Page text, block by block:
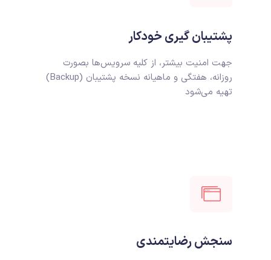
پشتیبان گیری خودکار
جهت امنیت بیشتر، از کلیه سرویس‌ها بصورت
روزانه، هفتگی و ماهیانه نسخه پشتیبان (Backup)
تهیه می‌شود
سنجش رضایتمندی